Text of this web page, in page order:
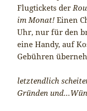
Flugtickets der
im Monat!Einen
Uhr, nur für den
eine Handy, auf
Gebühren
letztendlich
Gründen